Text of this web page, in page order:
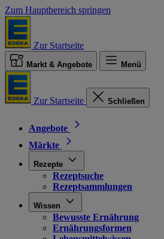
Zum Hauptbereich springen
Zur Startseite
Markt & Angebote Menü
Zur Startseite Schließen
Angebote
Märkte
Rezepte
Rezeptsuche
Rezeptsammlungen
Wissen
Bewusste Ernährung
Ernährungsformen